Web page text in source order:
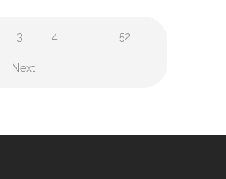
3 4 52
Next